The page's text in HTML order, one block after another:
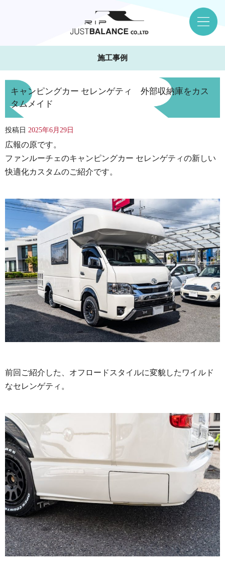
施工事例
キャンピングカー セレンゲティ 外部収納庫をカス
タムメイド
投稿日 2025年6月29日
広報の原です。
ファンルーチェのキャンピングカー セレンゲティの新しい
快適化カスタムのご紹介です。
前回ご紹介した、オフロードスタイルに変貌したワイルド
なセレンゲティ。